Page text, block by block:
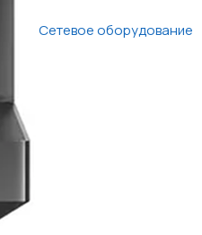
Сетевое оборудование